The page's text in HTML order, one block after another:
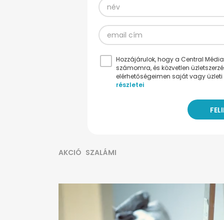
Hozzájárulok, hogy a Central
számomra, és közvetlen
elérhetőségeimen saját vagy
részletei
AKCIÓ SZALÁMI